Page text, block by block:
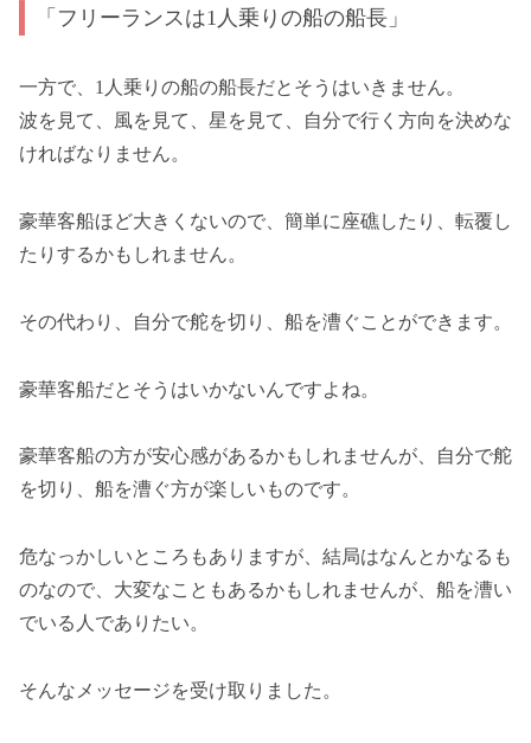
「フリーランスは1人乗りの船の船長」
一方で、1人乗りの船の船長だとそうはいきません。
波を見て、風を見て、星を見て、自分で行く方向を決めな
ければなりません。
豪華客船ほど大きくないので、簡単に座礁したり、転覆し
たりするかもしれません。
その代わり、自分で舵を切り、船を漕ぐことができます。
豪華客船だとそうはいかないんですよね。
豪華客船の方が安心感があるかもしれませんが、自分で舵
を切り、船を漕ぐ方が楽しいものです。
危なっかしいところもありますが、結局はなんとかなるも
のなので、大変なこともあるかもしれませんが、船を漕い
でいる人でありたい。
そんなメッセージを受け取りました。